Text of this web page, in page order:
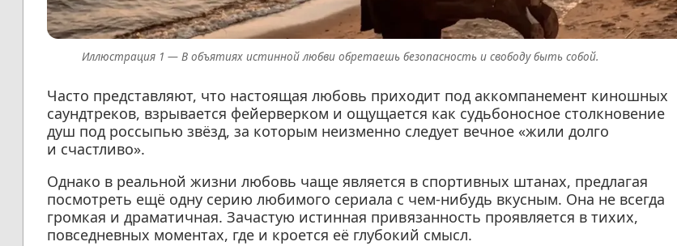
В объятиях истинной любви обретаешь безопасность и свободу быть собой.
Часто представляют, что настоящая любовь приходит под аккомпанемент киношных
саундтреков, взрывается фейерверком и ощущается как судьбоносное столкновение
душ под россыпью звёзд, за которым неизменно следует вечное «жили долго
и счастливо».
Однако в реальной жизни любовь чаще является в спортивных штанах, предлагая
посмотреть ещё одну серию любимого сериала с чем-нибудь вкусным. Она не всегда
громкая и драматичная. Зачастую истинная привязанность проявляется в тихих,
повседневных моментах, где и кроется её глубокий смысл.